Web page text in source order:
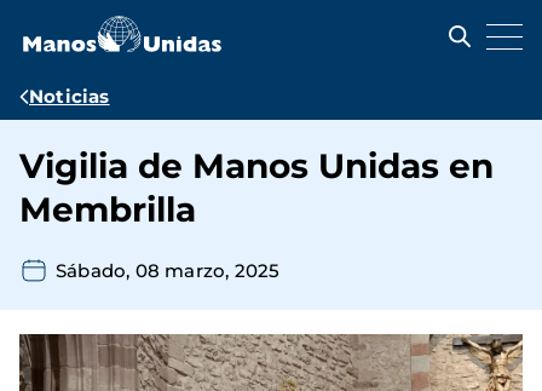
contenido
Ruta
navegación
Noticias
Vigilia de Manos Unidas en
Membrilla
Sábado, 08 marzo, 2025